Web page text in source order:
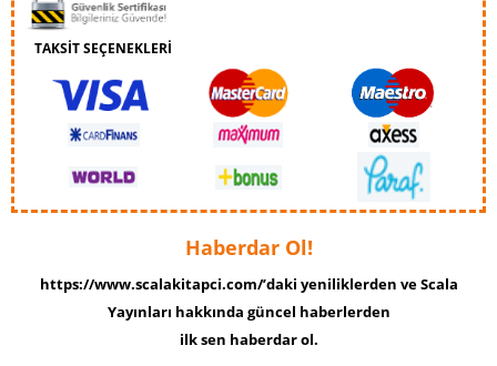
TAKSİT SEÇENEKLERİ
Haberdar Ol!
https://www.scalakitapci.com/’daki yeniliklerden ve Scala
Yayınları hakkında güncel haberlerden
ilk sen haberdar ol.